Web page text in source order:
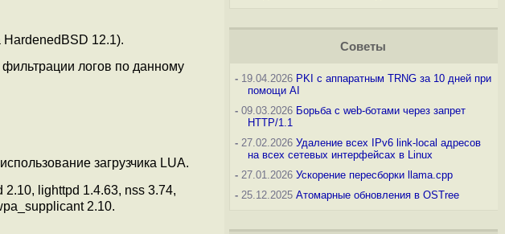
12.1).
фильтрации логов по данному
загрузчика LUA.
lighttpd 1.4.63, nss 3.74,
2.10.
Советы
-19.04.2026 PKI с аппаратным TRNG за 10 дней при
помощи AI
-09.03.2026 Борьба с web-ботами через запрет
HTTP/1.1
-27.02.2026 Удаление всех IPv6 link-local адресов
на всех сетевых интерфейсах в Linux
-27.01.2026 Ускорение пересборки llama.cpp
-25.12.2025 Атомарные обновления в OSTree